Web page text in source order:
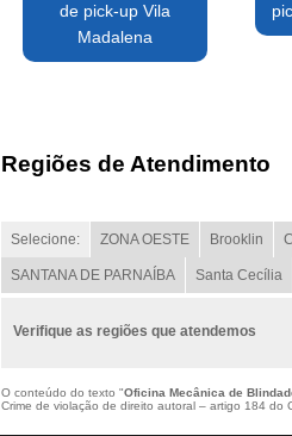
de pick-up Vila
Madalena
Regiões de Atendimento
Selecione: ZONA OESTE Brooklin
SANTANA DE PARNAÍBA Santa Cecília
Verifique as regiões que atendemos
O conteúdo do texto "Oficina Mecânica de
Crime de violação de direito autoral – artigo 184 do